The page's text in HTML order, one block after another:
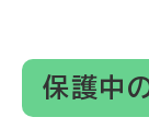
保護中